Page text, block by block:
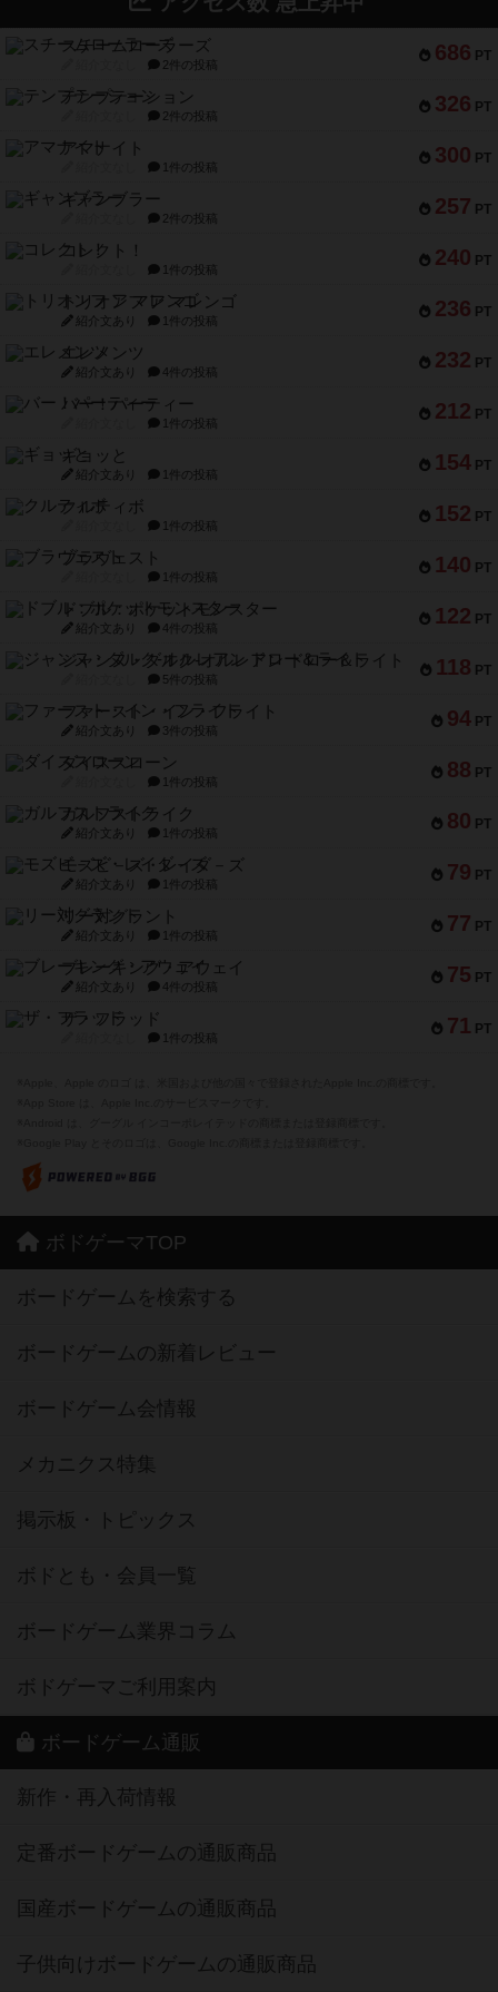
686 PT
スチームローラーズ
2件の投稿
326 PT
テンプテーション
2件の投稿
300 PT
アマナイト
1件の投稿
257 PT
ギャンブラー
2件の投稿
240 PT
コレクト！
1件の投稿
236 PT
トリオンフ ア マレンゴ
紹介文あり 1件の投稿
232 PT
エレメンツ
紹介文あり 4件の投稿
212 PT
バー！パーティー
1件の投稿
154 PT
ギョッと
紹介文あり 1件の投稿
152 PT
クルティボ
1件の投稿
140 PT
ブラヴェスト
1件の投稿
122 PT
ドブル：ポケットモンスター
紹介文あり 4件の投稿
118 PT
ジャンヌ・ダルク-オルレアン ドロー＆ライト
5件の投稿
94 PT
ファースト・イン・フライト
紹介文あり 3件の投稿
88 PT
ダイススローン
1件の投稿
80 PT
ガルフストライク
紹介文あり 1件の投稿
79 PT
モズビ－ズ・レイダ－ズ
紹介文あり 1件の投稿
77 PT
リー対グラント
紹介文あり 1件の投稿
75 PT
ブレーキング・アウェイ
紹介文あり 4件の投稿
71 PT
ザ・フラッド
1件の投稿
ボドゲーマTOP
ボードゲームを検索する
ボードゲームの新着レビュー
ボードゲーム会情報
メカニクス特集
掲示板・トピックス
ボドとも・会員一覧
ボードゲーム業界コラム
ボドゲーマご利用案内
ボードゲーム通販
新作・再入荷情報
定番ボードゲームの通販商品
国産ボードゲームの通販商品
子供向けボードゲームの通販商品